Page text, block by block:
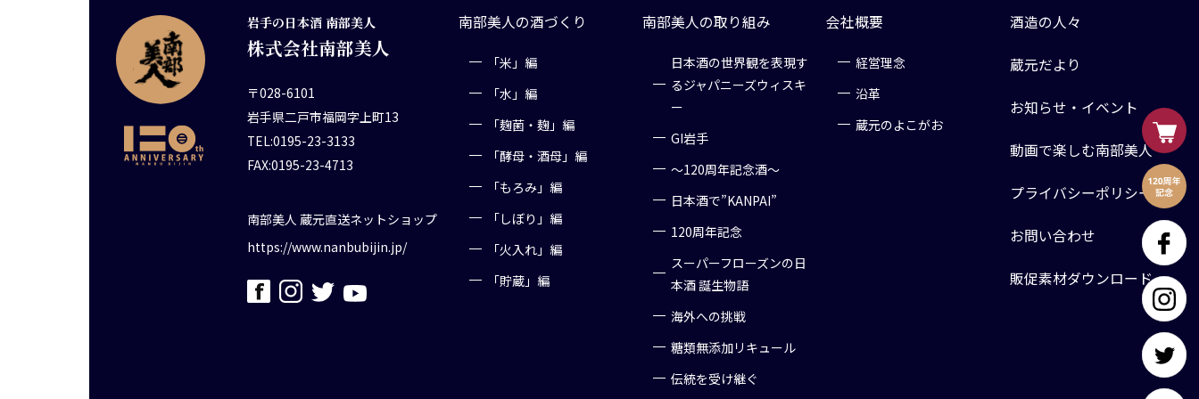
岩手の日本酒 南部美人
株式会社南部美人
〒028-6101
岩手県二戸市福岡字上町13
TEL:0195-23-3133
FAX:0195-23-4713
南部美人 蔵元直送ネットショップ
https://www.nanbubijin.jp/
南部美人の酒づくり
「米」編
「水」編
「麹菌・麹」編
「酵母・酒母」編
「もろみ」編
「しぼり」編
「火入れ」編
「貯蔵」編
南部美人の取り組み
日本酒の世界観を表現す
るジャパニーズウィスキ
ー
GI岩手
～120周年記念酒～
日本酒で”KANPAI”
120周年記念
スーパーフローズンの日
本酒 誕生物語
海外への挑戦
糖類無添加リキュール
伝統を受け継ぐ
会社概要
経営理念
沿革
蔵元のよこがお
酒造の人々
蔵元だより
お知らせ・イベント
動画で楽しむ南部美人
プライバシーポリシー
お問い合わせ
販促素材ダウンロード